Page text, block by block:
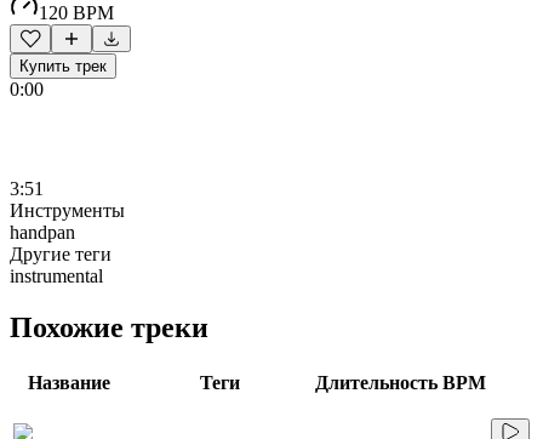
120 BPM
Купить трек
0:00
3:51
Инструменты
handpan
Другие теги
instrumental
Похожие треки
Название Теги Длительность BPM